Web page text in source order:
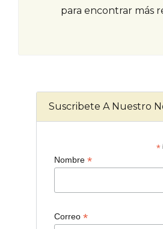
para encontrar más
Suscribete A Nuestro
*
Nombre *
Correo *